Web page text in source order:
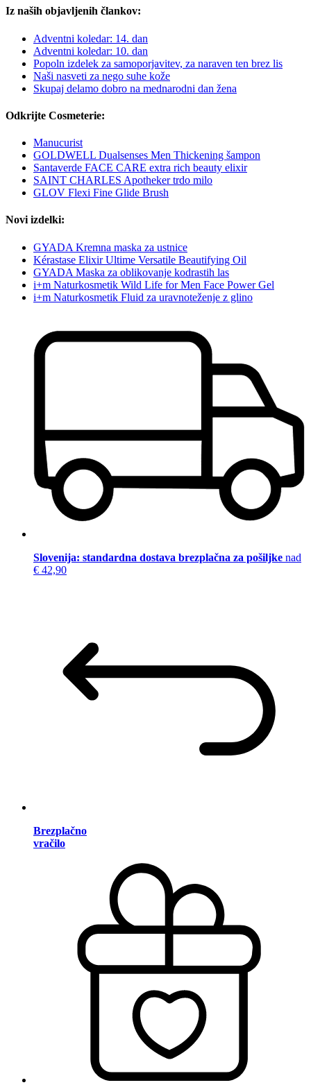
Iz naših objavljenih člankov:
Adventni koledar: 14. dan
Adventni koledar: 10. dan
Popoln izdelek za samoporjavitev, za naraven ten brez lis
Naši nasveti za nego suhe kože
Skupaj delamo dobro na mednarodni dan žena
Odkrijte Cosmeterie:
Manucurist
GOLDWELL Dualsenses Men Thickening šampon
Santaverde FACE CARE extra rich beauty elixir
SAINT CHARLES Apotheker trdo milo
GLOV Flexi Fine Glide Brush
Novi izdelki:
GYADA Kremna maska za ustnice
Kérastase Elixir Ultime Versatile Beautifying Oil
GYADA Maska za oblikovanje kodrastih las
i+m Naturkosmetik Wild Life for Men Face Power Gel
i+m Naturkosmetik Fluid za uravnoteženje z glino
Slovenija: standardna dostava brezplačna za pošiljke nad
€ 42,90
Brezplačno
vračilo